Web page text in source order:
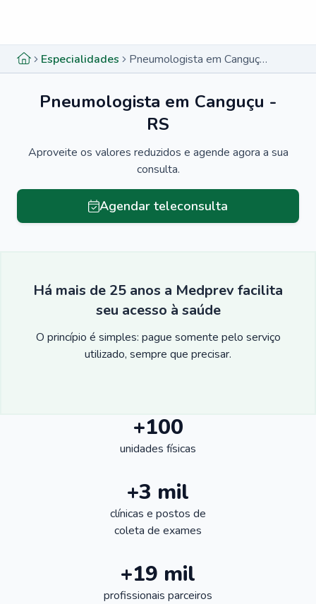
Especialidades Pneumologista em Canguçu - RS
Pneumologista em Canguçu -
RS
Aproveite os valores reduzidos e agende agora a sua
consulta.
Agendar teleconsulta
Há mais de 25 anos a Medprev facilita
seu acesso à saúde
O princípio é simples: pague somente pelo serviço
utilizado, sempre que precisar.
+100
unidades físicas
+3 mil
clínicas e postos de
coleta de exames
+19 mil
profissionais parceiros